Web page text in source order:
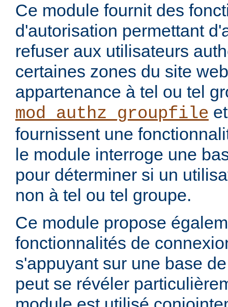
Ce module fournit des
d'autorisation permettant
refuser aux utilisateurs
certaines zones du site
appartenance à tel ou tel
mod_authz_groupfile
fournissent une
le module interroge une
pour déterminer si un
non à tel ou tel groupe.
Ce module propose
fonctionnalités de
s'appuyant sur une base
peut se révéler